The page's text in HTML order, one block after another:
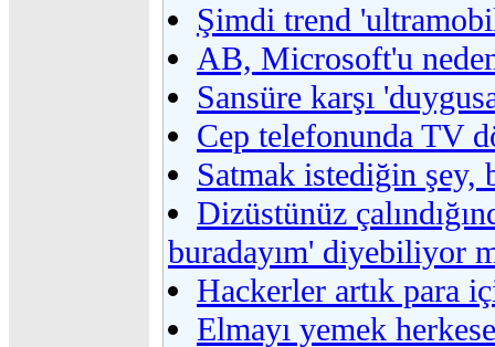
Şimdi trend
AB, Microsoft'u
Sansüre karşı
Cep telefonunda TV
Satmak istediğin şey,
Dizüstünüz
buradayım' diyebiliyor
Hackerler artık para
Elmayı yemek